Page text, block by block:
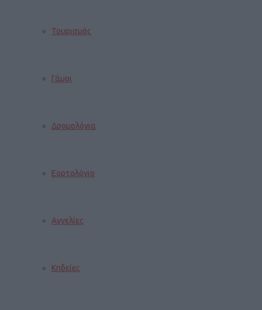
Τουρισμός
Γάμοι
Δρομολόγια
Εορτολόγιο
Αγγελίες
Κηδείες